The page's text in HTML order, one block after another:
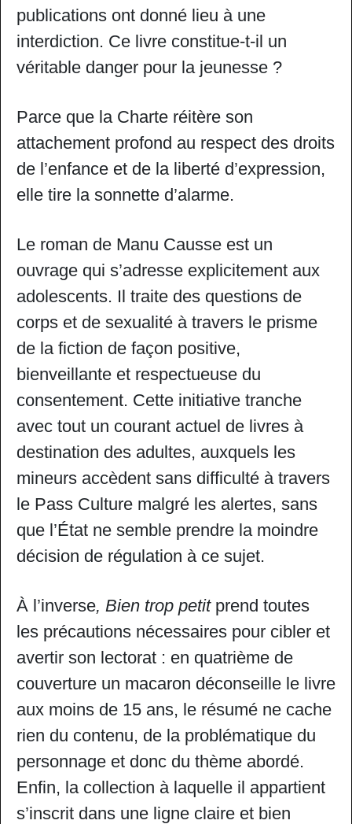
publications ont donné lieu à une
interdiction. Ce livre constitue-t-il un
véritable danger pour la jeunesse ?
Parce que la Charte réitère son
attachement profond au respect des droits
de l’enfance et de la liberté d’expression,
elle tire la sonnette d’alarme.
Le roman de Manu Causse est un
ouvrage qui s’adresse explicitement aux
adolescents. Il traite des questions de
corps et de sexualité à travers le prisme
de la fiction de façon positive,
bienveillante et respectueuse du
consentement. Cette initiative tranche
avec tout un courant actuel de livres à
destination des adultes, auxquels les
mineurs accèdent sans difficulté à travers
le Pass Culture malgré les alertes, sans
que l’État ne semble prendre la moindre
décision de régulation à ce sujet.
À l’inverse, Bien trop petitprend toutes
les précautions nécessaires pour cibler et
avertir son lectorat : en quatrième de
couverture un macaron déconseille le livre
aux moins de 15 ans, le résumé ne cache
rien du contenu, de la problématique du
personnage et donc du thème abordé.
Enfin, la collection à laquelle il appartient
s’inscrit dans une ligne claire et bien